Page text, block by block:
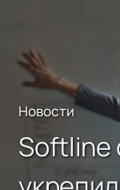
Новости
Softline